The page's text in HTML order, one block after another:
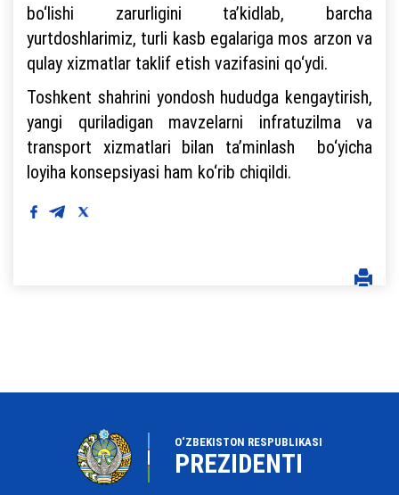
bo‘lishi zarurligini ta’kidlab, barcha
yurtdoshlarimiz, turli kasb egalariga mos arzon va
qulay xizmatlar taklif etish vazifasini qo‘ydi.
Toshkent shahrini yondosh hududga kengaytirish,
yangi quriladigan mavzelarni infratuzilma va
transport xizmatlari bilan ta’minlash bo‘yicha
loyiha konsepsiyasi ham ko‘rib chiqildi.
O‘ZBEKISTON RESPUBLIKASI
PREZIDENTI